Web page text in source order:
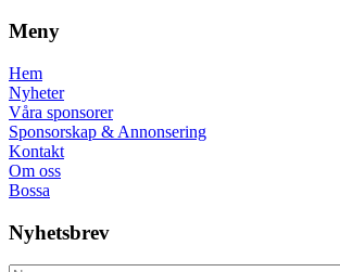
Meny
Hem
Nyheter
Våra sponsorer
Sponsorskap & Annonsering
Kontakt
Om oss
Bossa
Nyhetsbrev